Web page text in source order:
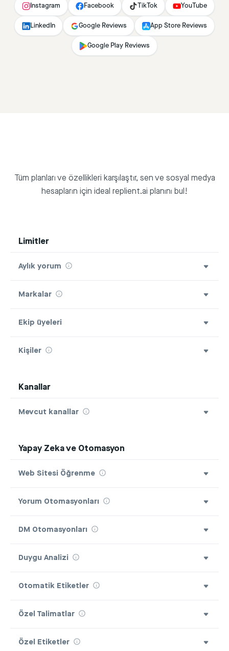
Instagram Facebook TikTok YouTube
LinkedIn Google Reviews App Store Reviews
Google Play Reviews
Tüm planları ve özellikleri karşılaştır, sen ve sosyal medya
hesapların için ideal replient.ai planını bul!
Limitler
Aylık yorum
Markalar
Ekip üyeleri
Kişiler
Kanallar
Mevcut kanallar
Yapay Zeka ve Otomasyon
Web Sitesi Öğrenme
Yorum Otomasyonları
DM Otomasyonları
Duygu Analizi
Otomatik Etiketler
Özel Talimatlar
Özel Etiketler